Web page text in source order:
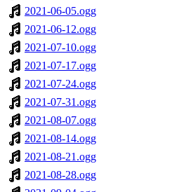
2021-06-05.ogg
2021-06-12.ogg
2021-07-10.ogg
2021-07-17.ogg
2021-07-24.ogg
2021-07-31.ogg
2021-08-07.ogg
2021-08-14.ogg
2021-08-21.ogg
2021-08-28.ogg